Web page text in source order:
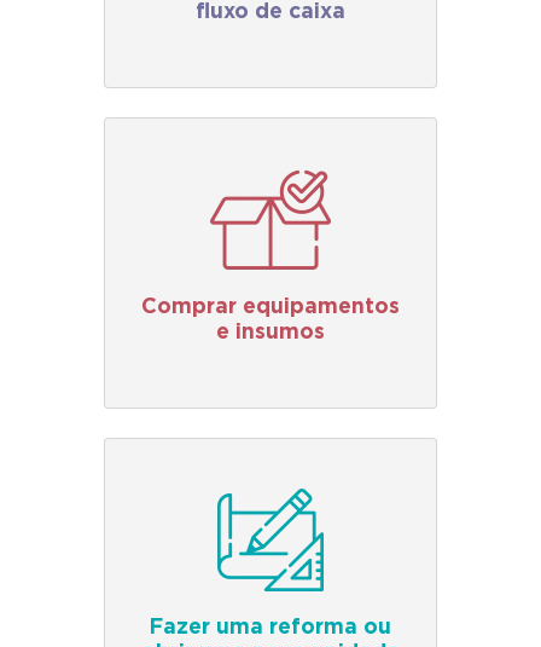
fluxo de caixa
Comprar equipamentos
e insumos
Fazer uma reforma ou